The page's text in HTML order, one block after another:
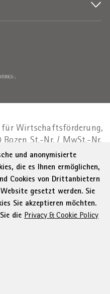
für Wirtschaftsförderung,
St.-Nr. / MwSt.-Nr.
Footer
Privacy
AGB
Sitemap
Cookie Policy
und anonymisierte
die es Ihnen ermöglichen,
Cookies von Drittanbietern
gesetzt werden. Sie
Sie akzeptieren möchten.
die Privacy & Cookie Policy